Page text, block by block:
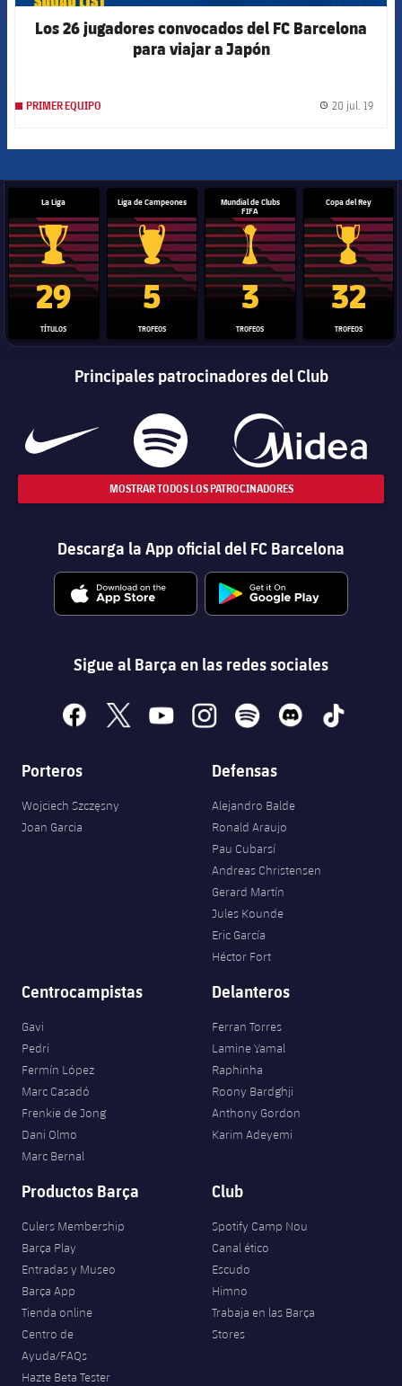
Los 26 jugadores convocados del FC Barcelona
para viajar a Japón
PRIMER EQUIPO 20 jul. 19
La Liga
Trofeo de La Liga
29
TÍTULOS
Liga de Campeones
Trofeo de la Liga de Campeones
5
TROFEOS
Mundial de Clubs
FIFA
Trofeo del Mundial de
3
TROFEOS
Copa del Rey
Copa del
32
TROFEOS
Principales patrocinadores del Club
MOSTRAR TODOS LOS PATROCINADORES
Descarga la App oficial del FC Barcelona
Sigue al Barça en las redes sociales
facebook
x youtubeinstagramspotify discord tiktok
Porteros
Wojciech Szczęsny
Joan Garcia
Defensas
Alejandro Balde
Ronald Araujo
Pau Cubarsí
Andreas Christensen
Gerard Martín
Jules Kounde
Eric García
Héctor Fort
Centrocampistas
Gavi
Pedri
Fermín López
Marc Casadó
Frenkie de Jong
Dani Olmo
Marc Bernal
Delanteros
Ferran Torres
Lamine Yamal
Raphinha
Roony Bardghji
Anthony Gordon
Karim Adeyemi
Productos Barça
Culers Membership
Barça Play
Entradas y Museo
Barça App
Tienda online
Centro de
Ayuda/FAQs
Hazte Beta Tester
Club
Spotify Camp Nou
Canal ético
Escudo
Himno
Trabaja en las Barça
Stores